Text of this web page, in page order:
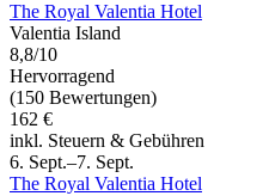
The Royal Valentia Hotel
Valentia Island
8,8/10
Hervorragend
(150 Bewertungen)
162 €
inkl. Steuern & Gebühren
6. Sept.–7. Sept.
The Royal Valentia Hotel